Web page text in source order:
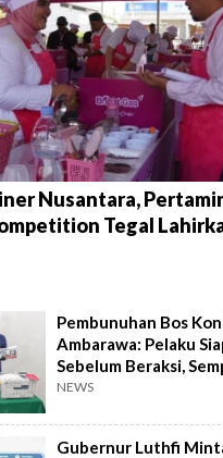
Nusantara,
Tegal
Pembunuhan Bos
Ambarawa: Pelaku
Sebelum Beraksi,
Datangi TKP
NEWS
Gubernur Luthfi